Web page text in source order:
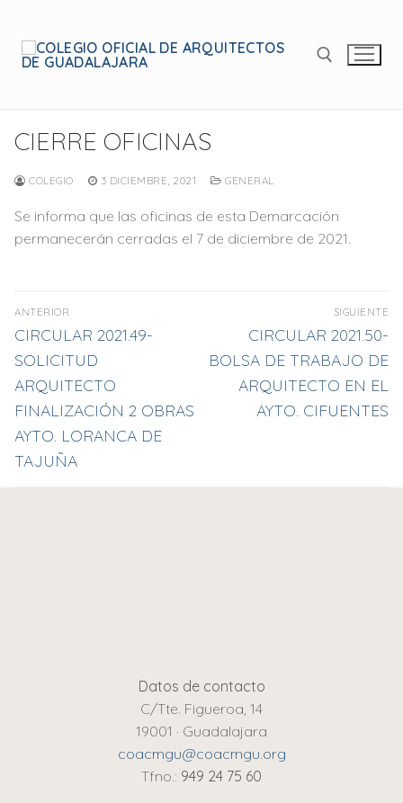
contenido
Buscar:
CIERRE OFICINAS
COLEGIO 3 DICIEMBRE, 2021 GENERAL
Se informa que las oficinas de esta Demarcación
permanecerán cerradas el 7 de diciembre de 2021.
Navegación
de
entradas
ANTERIOR
Entrada
anterior:
CIRCULAR 2021.49-
SOLICITUD
ARQUITECTO
FINALIZACIÓN 2 OBRAS
AYTO. LORANCA DE
TAJUÑA
SIGUIENTE
Entrada
siguiente:
CIRCULAR 2021.50-
BOLSA DE TRABAJO DE
ARQUITECTO EN EL
AYTO. CIFUENTES
Datos de contacto
C/Tte. Figueroa, 14
19001 · Guadalajara
coacmgu@coacmgu.org
Tfno.: 949 24 75 60